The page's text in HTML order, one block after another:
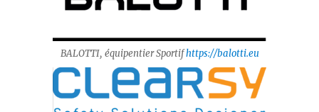
BALOTTI, équipentier Sportifhttps://balotti.eu